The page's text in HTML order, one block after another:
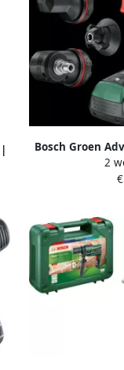
Bosch Groen
QuickSnap |
Zonder
2